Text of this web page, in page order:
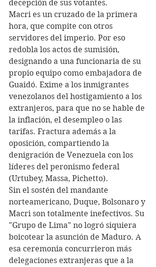
decepción de sus votantes.
Macri es un cruzado de la primera
hora, que compite con otros
servidores del imperio. Por eso
redobla los actos de sumisión,
designando a una funcionaria de su
propio equipo como embajadora de
Guaidó. Exime a los inmigrantes
venezolanos del hostigamiento a los
extranjeros, para que no se hable de
la inflación, el desempleo o las
tarifas. Fractura además a la
oposición, compartiendo la
denigración de Venezuela con los
líderes del peronismo federal
(Urtubey, Massa, Pichetto).
Sin el sostén del mandante
norteamericano, Duque, Bolsonaro y
Macri son totalmente inefectivos. Su
"Grupo de Lima" no logró siquiera
boicotear la asunción de Maduro. A
esa ceremonia concurrieron más
delegaciones extranjeras que a la